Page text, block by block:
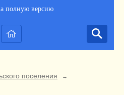
полную версию
поселения →